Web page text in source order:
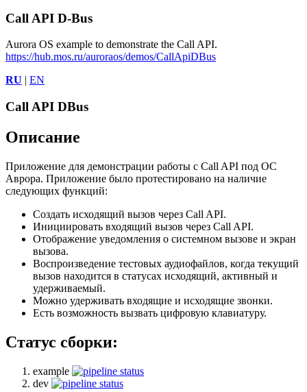
Call API D-Bus
Aurora OS example to demonstrate the Call API.
https://hub.mos.ru/auroraos/demos/CallApiDBus
RU | EN
Call API DBus
Описание
Приложение для демонстрации работы с Call API под ОС
Аврора. Приложение было протестировано на наличие
следующих функций:
Создать исходящий вызов через Call API.
Инициировать входящий вызов через Call API.
Отображение уведомления о системном вызове и экран
вызова.
Воспроизведение тестовых аудиофайлов, когда текущий
вызов находится в статусах исходящий, активный и
удерживаемый.
Можно удерживать входящие и исходящие звонки.
Есть возможность вызвать цифровую клавиатуру.
Статус сборки:
example
dev